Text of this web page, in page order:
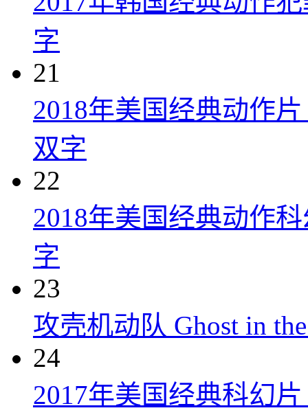
字
21
2018年美国经典动作
双字
22
2018年美国经典动作
字
23
攻壳机动队 Ghost in
24
2017年美国经典科幻